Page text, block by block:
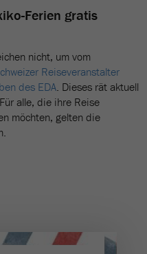
Ferien gratis
nicht, um vom
Reiseveranstalter
des EDA. Dieses rät aktuell
alle, die ihre Reise
möchten, gelten die